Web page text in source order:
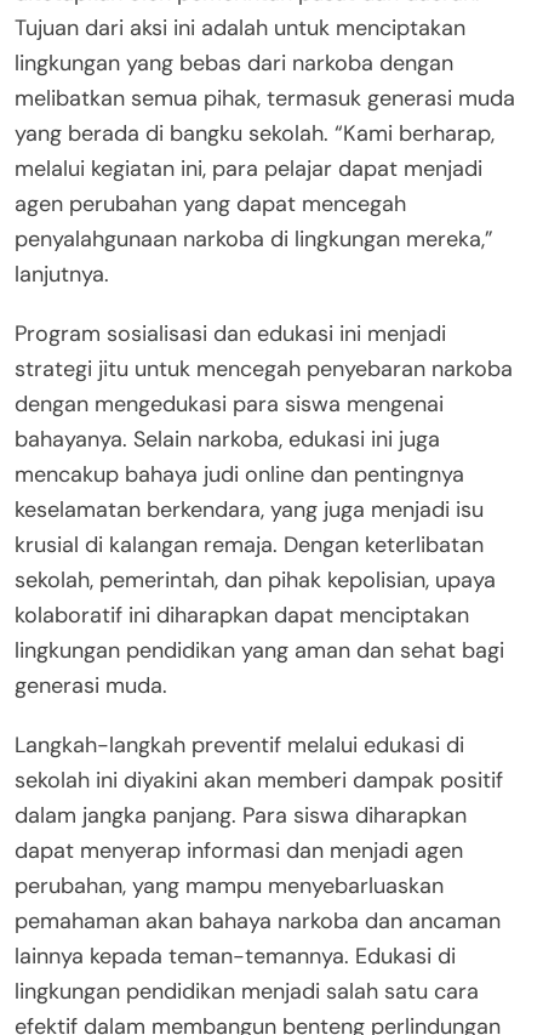
Tujuan dari aksi ini adalah untuk menciptakan
lingkungan yang bebas dari narkoba dengan
melibatkan semua pihak, termasuk generasi muda
yang berada di bangku sekolah. “Kami berharap,
melalui kegiatan ini, para pelajar dapat menjadi
agen perubahan yang dapat mencegah
penyalahgunaan narkoba di lingkungan mereka,”
lanjutnya.
Program sosialisasi dan edukasi ini menjadi
strategi jitu untuk mencegah penyebaran narkoba
dengan mengedukasi para siswa mengenai
bahayanya. Selain narkoba, edukasi ini juga
mencakup bahaya judi online dan pentingnya
keselamatan berkendara, yang juga menjadi isu
krusial di kalangan remaja. Dengan keterlibatan
sekolah, pemerintah, dan pihak kepolisian, upaya
kolaboratif ini diharapkan dapat menciptakan
lingkungan pendidikan yang aman dan sehat bagi
generasi muda.
Langkah-langkah preventif melalui edukasi di
sekolah ini diyakini akan memberi dampak positif
dalam jangka panjang. Para siswa diharapkan
dapat menyerap informasi dan menjadi agen
perubahan, yang mampu menyebarluaskan
pemahaman akan bahaya narkoba dan ancaman
lainnya kepada teman-temannya. Edukasi di
lingkungan pendidikan menjadi salah satu cara
efektif dalam membangun benteng perlindungan